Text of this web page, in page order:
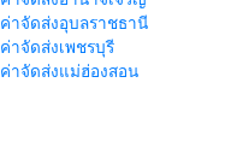
ค่าจัดส่งอุบลราชธานี
ค่าจัดส่งเพชรบุรี
ค่าจัดส่งแม่ฮ่องสอน